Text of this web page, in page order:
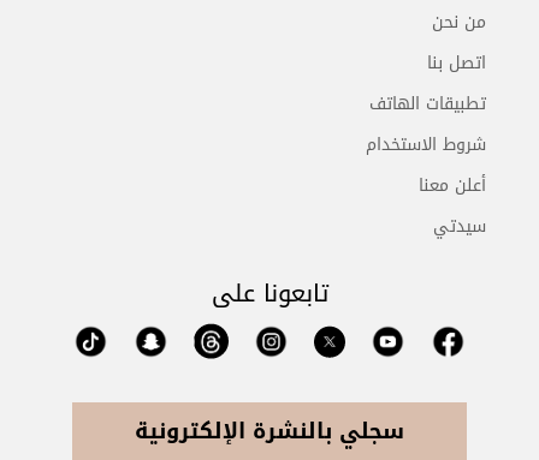
من نحن
اتصل بنا
تطبيقات الهاتف
شروط الاستخدام
أعلن معنا
سيدتي
تابعونا على
سجلي بالنشرة الإلكترونية